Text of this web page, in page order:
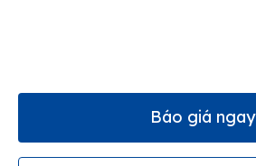
Báo giá ngay